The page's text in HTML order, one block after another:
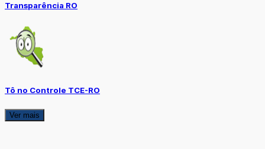
Transparência RO
Tô no Controle TCE-RO
Ver mais